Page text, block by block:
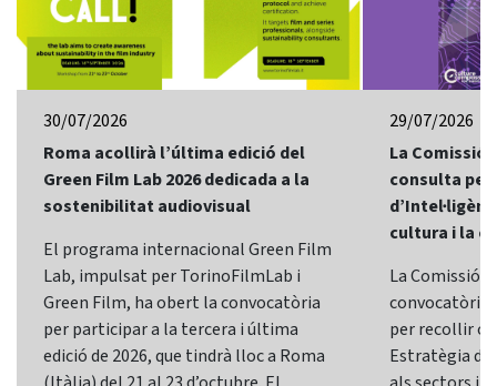
30/07/2026
Roma acollirà l’última edició del
Green Film Lab 2026 dedicada a la
sostenibilitat audiovisual
El programa internacional Green Film
Lab, impulsat per TorinoFilmLab i
Green Film, ha obert la convocatòria
per participar a la tercera i última
edició de 2026, que tindrà lloc a Roma
29/07/2026
La Comissió
consulta
cultura i la
La Comissió
convocatòria
per recollir
Estratègia